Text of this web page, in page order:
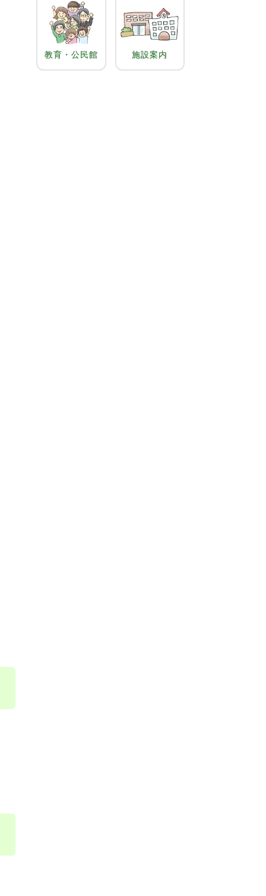
教育・公民館 施設案内